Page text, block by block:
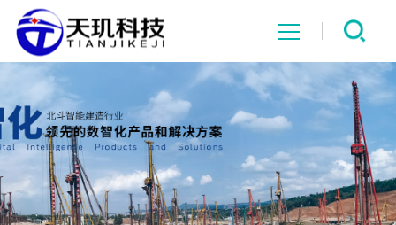
网站首页
系统中心
解决方案